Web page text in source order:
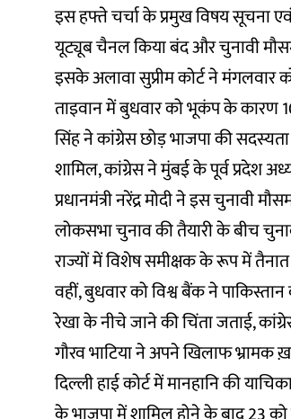
इस हफ्ते चर्चा के प्रमुख विषय सूचना
यूट्यूब चैनल किया बंद और चुनावी
इसके अलावा सुप्रीम कोर्ट ने
ताइवान में बुधवार को भूकंप के
सिंह ने कांग्रेस छोड़ भाजपा की
शामिल, कांग्रेस ने मुंबई के पूर्व प्रदेश
प्रधानमंत्री नरेंद्र मोदी ने इस चुनावी
लोकसभा चुनाव की तैयारी के बीच
राज्यों में विशेष समीक्षक के रूप में
वहीं, बुधवार को विश्व बैंक ने
रेखा के नीचे जाने की चिंता जताई,
गौरव भाटिया ने अपने खिलाफ
दिल्ली हाई कोर्ट में मानहानि की